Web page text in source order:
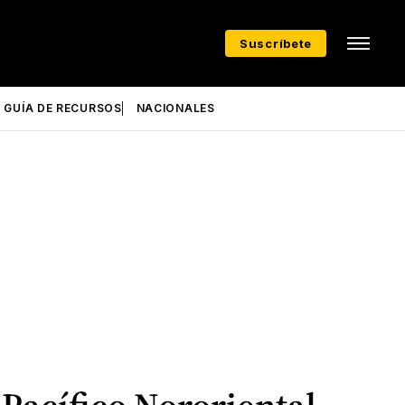
Suscríbete
GUÍA DE RECURSOS NACIONALES